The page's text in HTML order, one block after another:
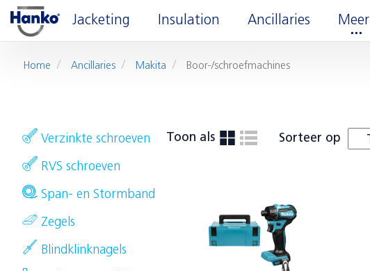
Jacketing Insulation Ancillaries Meer
Home Ancillaries Makita Boor-/schroefmachines
Verzinkte schroeven
RVS schroeven
Span- en Stormband
Zegels
Blindklinknagels
Toon als Sorteer op